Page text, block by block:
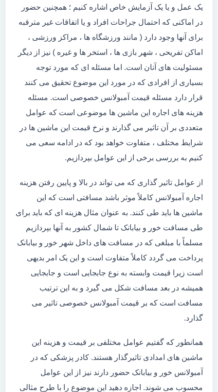
یک عمل و یا یک آزمایش خاص اشاره کنیم ؛ همچنین حضور
در اماکنی که احتمال جراحات افراد و یا اتفاقات غیر مترقبه
برای آنها وجود دارد ( مانند ورزشگاه ها ، مراکز ورزشی ،
اماکن تفریحی ، شهر بازی ها ، استخر ها و غیره ) نیز از دیگر
مسئولیت های آنان است. اما مسئله ای که مورد توجه
بسیاری از افرادی که در مورد این موضوع تحقیق می کنند
قرار دارد مسئله قیمت آمبولانس خصوصی است. مسئله
هزینه های اجاره این ماشین ها موضوعی است که عوامل
متعددی بر آن تاثیر می گذارند و نرخ قیمت این ماشین ها در
شرایط مختلف ، متفاوت خواهد بود که در ادامه سعی می
کنیم به بررسی برخی از این عوامل بپردازیم.
از عوامل تاثیر گذاری که می تواند در بالا و پایین رفتن هزینه
اجاره آمبولانس کاملاً موثر باشد مسافتی است که این
ماشین ها باید طی کنند. به عنوان مثال هزینه ای که باید برای
طی مسافت خور و بیابانک تا شمال کشور به آنها بپردازیم
مسلماً با مبلغی که در مسافت های داخل شهر خور و بیابانک
پرداخت می گردد کاملاً متفاوت است و این یک امر بدیهی
است زیرا قیمت وابسته به نوع جابجایی است و جابجایی
همیشه در بعد مسافت شکل می گیرد و به این ترتیب
مسافت است که بر قیمت آمبولانس خصوصی تاثیر می
گذارد.
همانطور که گفتیم عوامل مختلفی بر قیمت و هزینه این
ماشین های امدادی تاثیرگذار هستند. کادر پزشکی که در
آمبولانس خور و بیابانک حضور دارند نیز از این عوامل
محسوب می شوند. اجازه دهید این موضوع را با طرح مثالی